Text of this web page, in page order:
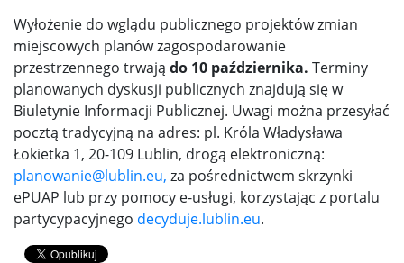
Wyłożenie do wglądu publicznego projektów zmian
miejscowych planów zagospodarowanie
przestrzennego trwają do 10 października. Terminy
planowanych dyskusji publicznych znajdują się w
Biuletynie Informacji Publicznej. Uwagi można przesyłać
pocztą tradycyjną na adres: pl. Króla Władysława
Łokietka 1, 20-109 Lublin, drogą elektroniczną:
planowanie@lublin.eu, za pośrednictwem skrzynki
ePUAP lub przy pomocy e-usługi, korzystając z portalu
partycypacyjnego decyduje.lublin.eu.